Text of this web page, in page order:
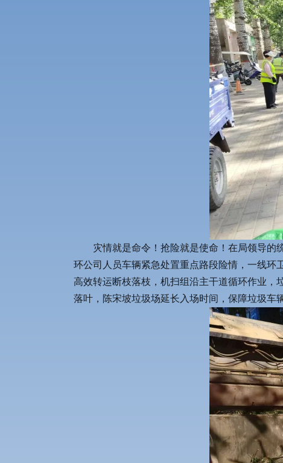
灾情就是命令！抢险就是使命！在局领导的
环公司人员车辆紧急处置重点路段险情，一线环
高效转运断枝落枝，机扫组沿主干道循环作业，
落叶，陈宋坡垃圾场延长入场时间，保障垃圾车